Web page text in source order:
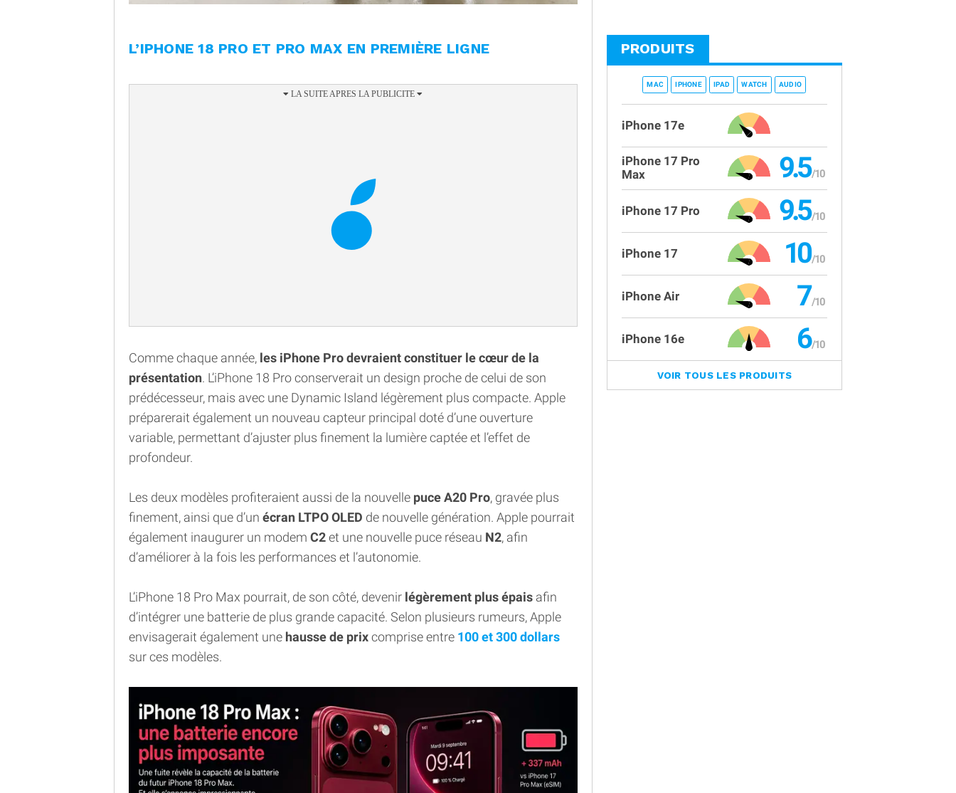
L’IPHONE 18 PRO ET PRO MAX EN PREMIÈRE LIGNE
Comme chaque année, les iPhone Pro devraient constituer le cœur de la
présentation. L’iPhone 18 Pro conserverait un design proche de celui de son
prédécesseur, mais avec une Dynamic Island légèrement plus compacte. Apple
préparerait également un nouveau capteur principal doté d’une ouverture
variable, permettant d’ajuster plus finement la lumière captée et l’effet de
profondeur.
Les deux modèles profiteraient aussi de la nouvelle puce A20 Pro, gravée plus
finement, ainsi que d’un écran LTPO OLED de nouvelle génération. Apple pourrait
également inaugurer un modem C2et une nouvelle puce réseau N2, afin
d’améliorer à la fois les performances et l’autonomie.
L’iPhone 18 Pro Max pourrait, de son côté, devenir légèrement plus épais afin
d’intégrer une batterie de plus grande capacité. Selon plusieurs rumeurs, Apple
envisagerait également une hausse de prixcomprise entre 100 et 300 dollars
sur ces modèles.
PRODUITS
MAC IPHONE IPAD WATCH AUDIO
iPhone 17e
iPhone 17 Pro
Max
9.5
iPhone 17 Pro 9.5
iPhone 17 10
iPhone Air 7
iPhone 16e 6
VOIR TOUS LES PRODUITS